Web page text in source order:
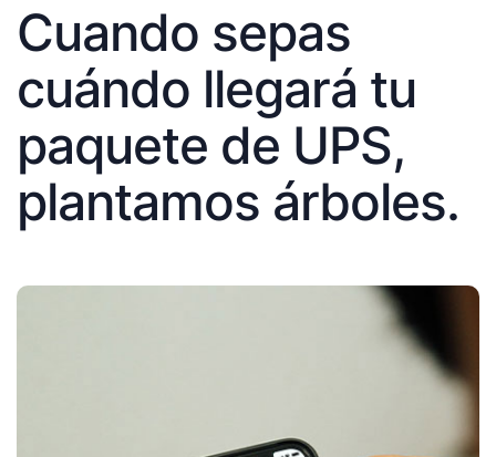
Cuando sepas
cuándo llegará tu
paquete de UPS,
plantamos árboles.